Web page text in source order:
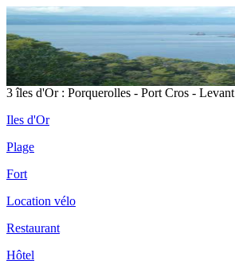
3 îles d'Or : Porquerolles - Port Cros - Levant
Iles d'Or
Plage
Fort
Location vélo
Restaurant
Hôtel